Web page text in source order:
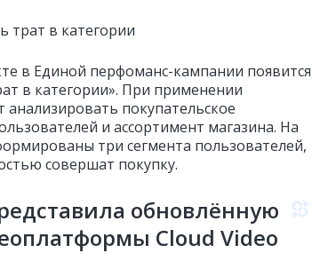
трат в категории
в Единой перфоманс-кампании появится
в категории». При применении
анализировать покупательское
и ассортимент магазина. На
три сегмента пользователей,
совершат покупку.
обновлённую
Cloud Video